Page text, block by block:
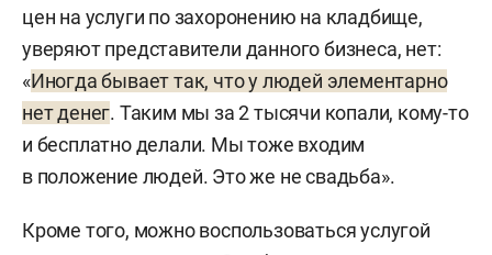
цен на услуги по захоронению на кладбище,
уверяют представители данного бизнеса, нет:
«Иногда бывает так, что у людей элементарно
нет денег. Таким мы за 2 тысячи копали, кому-то
и бесплатно делали. Мы тоже входим
в положение людей. Это же не свадьба».
Кроме того, можно воспользоваться услугой